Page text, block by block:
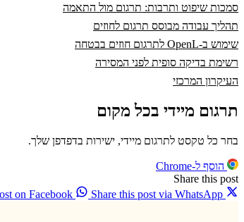
סמכות שיפוט ותרבות: תרגום מול התאמה
תהליך עבודה מבוסס תרגום לחוזים
שימוש ב-OpenL לתרגום חוזים בבטחה
רשימת בדיקה סופית לפני המסירה
העיקרון המרכזי
תרגום מיידי בכל מקום
בחר כל טקסט לתרגום מיידי, ישירות בדפדפן שלך.
הוסף ל-Chrome
Share this post
on Facebook Share this post via WhatsApp